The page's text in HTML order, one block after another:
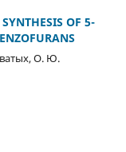
OF 5-
О. Ю.